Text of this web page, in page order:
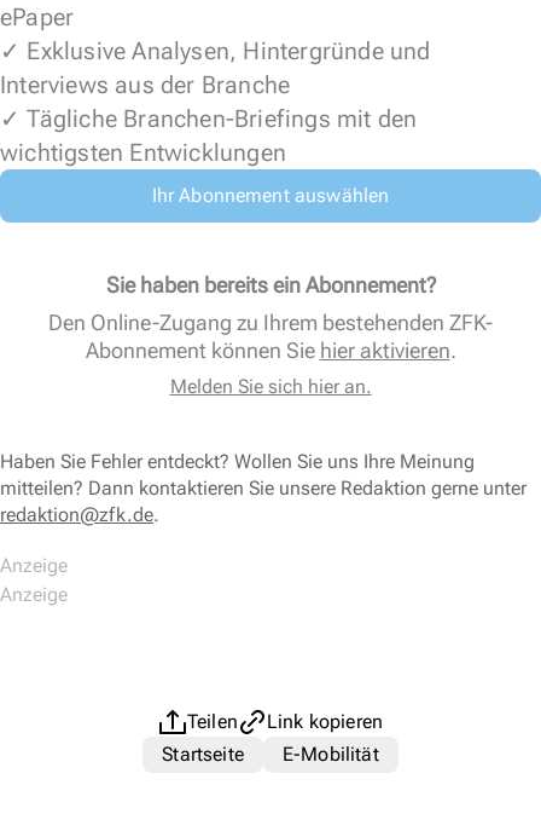
ePaper
✓ Exklusive Analysen, Hintergründe und
Interviews aus der Branche
✓ Tägliche Branchen-Briefings mit den
wichtigsten Entwicklungen
Ihr Abonnement auswählen
Sie haben bereits ein Abonnement?
Den Online-Zugang zu Ihrem bestehenden ZFK-
Abonnement können Sie hier aktivieren.
Melden Sie sich hier an.
Haben Sie Fehler entdeckt? Wollen Sie uns Ihre Meinung
mitteilen? Dann kontaktieren Sie unsere Redaktion gerne unter
redaktion@zfk.de.
Teilen
Link kopieren
Startseite
E-Mobilität